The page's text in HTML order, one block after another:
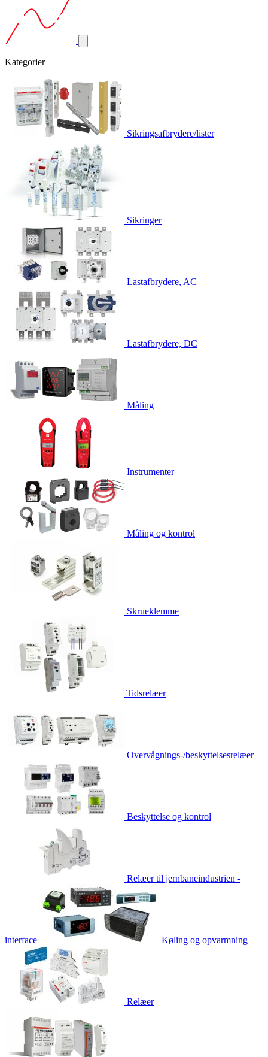
Kategorier
Sikringsafbrydere/lister
Sikringer
Lastafbrydere, AC
Lastafbrydere, DC
Måling
Instrumenter
Måling og kontrol
Skrueklemme
Tidsrelæer
Overvågnings-/beskyttelsesrelæer
Beskyttelse og kontrol
Relæer til jernbaneindustrien -
interface Køling og opvarmning
Relæer